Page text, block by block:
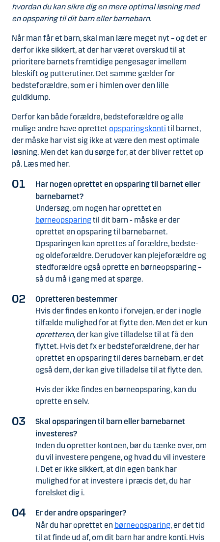
hvordan du kan sikre dig en mere optimal løsning med
en opsparing til dit barn eller barnebarn.
Når man får et barn, skal man lære meget nyt – og det er
derfor ikke sikkert, at der har været overskud til at
prioritere barnets fremtidige pengesager imellem
bleskift og putterutiner. Det samme gælder for
bedsteforældre, som er i himlen over den lille
guldklump.
Derfor kan både forældre, bedsteforældre og alle
mulige andre have oprettet opsparingskonti til barnet,
der måske har vist sig ikke at være den mest optimale
løsning. Men det kan du sørge for, at der bliver rettet op
på. Læs med her.
Har nogen oprettet en opsparing til barnet eller
barnebarnet?
Undersøg, om nogen har oprettet en
børneopsparingtil dit barn - måske er der
oprettet en opsparing til barnebarnet.
Opsparingen kan oprettes af forældre, bedste-
og oldeforældre. Derudover kan plejeforældre og
stedforældre også oprette en børneopsparing –
så du må i gang med at spørge.
Opretteren bestemmer
Hvis der findes en konto i forvejen, er der i nogle
tilfælde mulighed for at flytte den. Men det er kun
opretteren, der kan give tilladelse til at få den
flyttet. Hvis det fx er bedsteforældrene, der har
oprettet en opsparing til deres barnebarn, er det
også dem, der kan give tilladelse til at flytte den.
Hvis der ikke findes en børneopsparing, kan du
oprette en selv.
Skal opsparingen til barn eller barnebarnet
investeres?
Inden du opretter kontoen, bør du tænke over, om
du vil investere pengene, og hvad du vil investere
i. Det er ikke sikkert, at din egen bank har
mulighed for at investere i præcis det, du har
forelsket dig i.
Er der andre opsparinger?
Når du har oprettet en børneopsparing, er det tid
til at finde ud af, om dit barn har andre konti. Hvis